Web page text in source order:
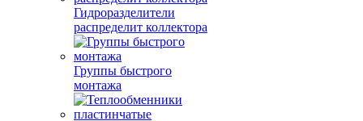
Гидроразделители
распределит коллектора
Группы быстрого
монтажа